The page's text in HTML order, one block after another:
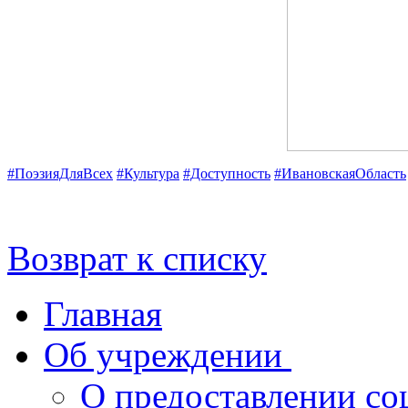
#ПоэзияДляВсех #Культура #Доступность #ИвановскаяОбласть
Возврат к списку
Главная
Об учреждении
О предоставлении